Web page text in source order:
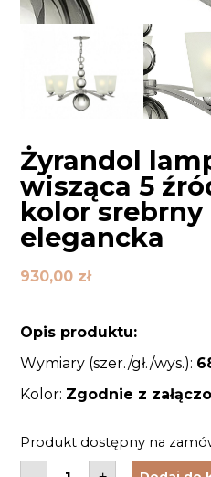
Żyrandol
wisząca 5
kolor srebrny
elegancka
930,00 zł
Opis produktu:
Wymiary (szer./gł./wys.):
Kolor: Zgodnie z
Produkt dostępny na
ilość